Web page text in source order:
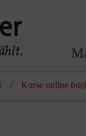
Kurse online